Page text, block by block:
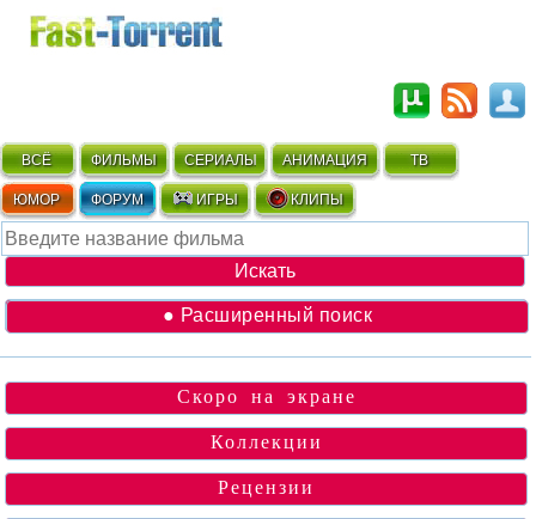
ВСЁ ФИЛЬМЫ СЕРИАЛЫ АНИМАЦИЯ ТВ
ЮМОР ФОРУМ ИГРЫ КЛИПЫ
● Расширенный поиск
Скоро на экране
Коллекции
Рецензии